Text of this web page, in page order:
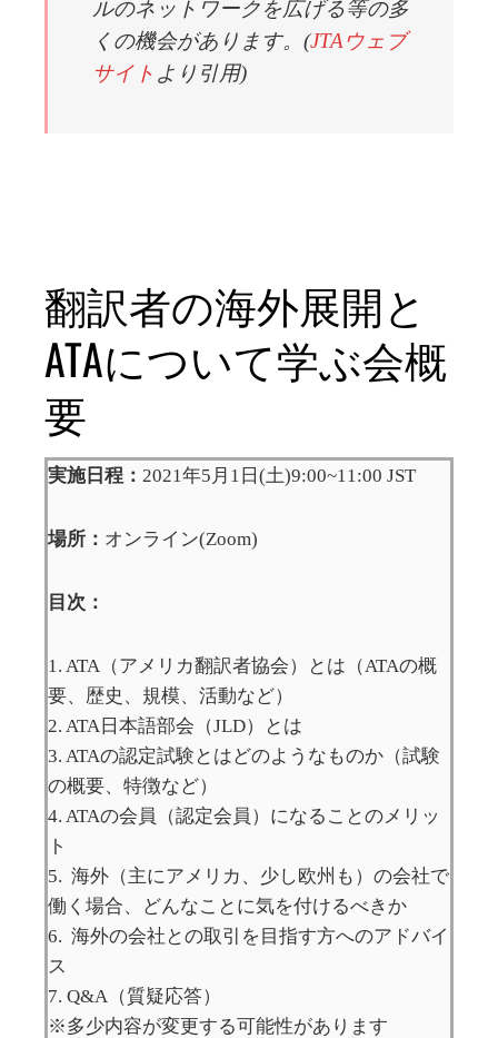
ルのネットワークを広げる等の多
くの機会があります。(JTAウェブ
サイト より引用)
翻訳者の海外展開と
ATAについて学ぶ会概
要
実施日程： 2021年5月1日(土)9:00~11:00 JST
場所： オンライン(Zoom)
目次：
1. ATA（アメリカ翻訳者協会）とは（ATAの概
要、歴史、規模、活動など）
2. ATA日本語部会（JLD）とは
3. ATAの認定試験とはどのようなものか（試験
の概要、特徴など）
4. ATAの会員（認定会員）になることのメリッ
ト
5. 海外（主にアメリカ、少し欧州も）の会社で
働く場合、どんなことに気を付けるべきか
6. 海外の会社との取引を目指す方へのアドバイ
ス
7. Q&A（質疑応答）
※多少内容が変更する可能性があります